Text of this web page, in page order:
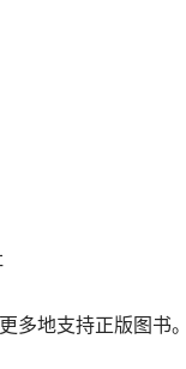
选编
学习参考，请更多地支持正版图书。